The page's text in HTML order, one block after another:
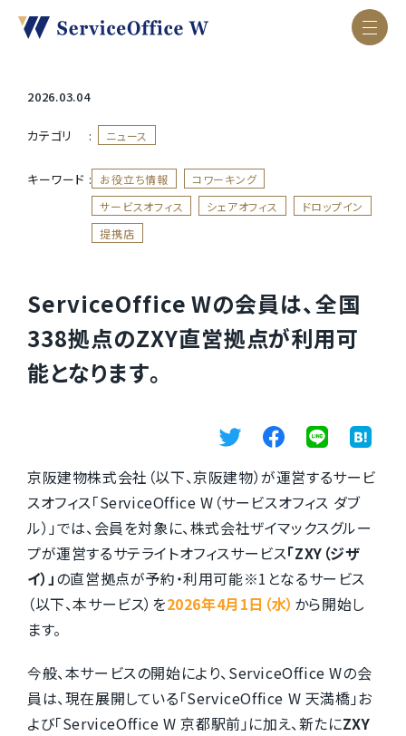
2026.03.04
カテゴリ : ニュース
キーワード : お役立ち情報
コワーキング
サービスオフィス
シェアオフィス
ドロップイン
提携店
ServiceOffice Wの会員は、全国
338拠点のZXY直営拠点が利用可
能となります。
京阪建物株式会社（以下、京阪建物）が運営するサービ
スオフィス「ServiceOffice W（サービスオフィス ダブ
ル）」では、会員を対象に、株式会社ザイマックスグルー
プが運営するサテライトオフィスサービス「ZXY（ジザ
イ）」の直営拠点が予約・利用可能※1となるサービス
（以下、本サービス）を2026年4月1日（水） から開始し
ます。
今般、本サービスの開始により、ServiceOffice Wの会
員は、現在展開している「ServiceOffice W 天満橋」お
よび「ServiceOffice W 京都駅前」に加え、新たにZXY